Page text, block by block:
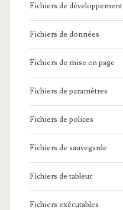
Fichiers de développement
Fichiers de données
Fichiers de mise en page
Fichiers de paramètres
Fichiers de polices
Fichiers de sauvegarde
Fichiers de tableur
Fichiers exécutables